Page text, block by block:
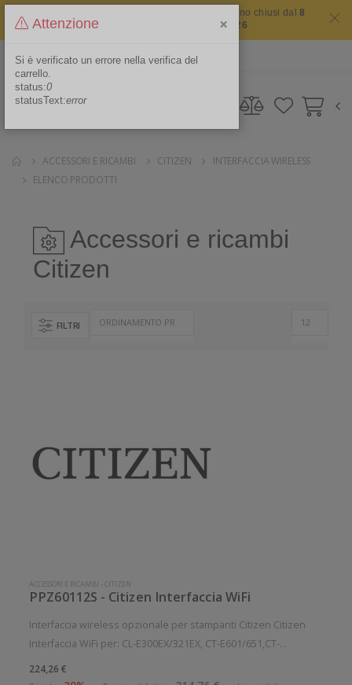
Il sito non chiude mai ma i nostri uffici saranno chiusi dal8
agosto 2026 al 16 agosto 2026
Area Riservata
ACCESSORI E RICAMBI CITIZEN
INTERFACCIA WIRELESS
ELENCO PRODOTTI
Accessori e ricambi
Citizen
FILTRI
ACCESSORI E RICAMBI -CITIZEN
PPZ60112S - Citizen Interfaccia WiFi
Interfaccia wireless opzionale per stampanti Citizen Citizen
Interfaccia WiFi per: CL-E300EX/321EX, CT-E601/651,CT-
224,26 €
Attenzione ×
Si è verificato un errore nella verifica del
carrello.
status:0
statusText:error